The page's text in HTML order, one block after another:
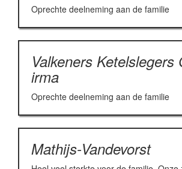
Oprechte deelneming aan de familie
Valkeners Ketelslegers
irma
Oprechte deelneming aan de familie
Mathijs-Vandevorst